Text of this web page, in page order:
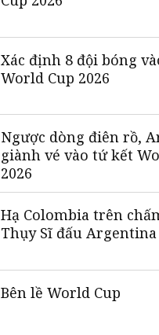
Xác định 8 đội bóng
World Cup 2026
Ngược dòng điên rồ,
giành vé vào tứ kết
2026
Hạ Colombia trên
Thụy Sĩ đấu
Bên lề World Cup